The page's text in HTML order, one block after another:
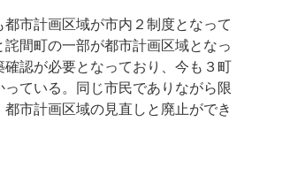
市計画区域が市内２制度となって
間町の一部が都市計画区域となっ
認が必要となっており、今も３町
ている。同じ市民でありながら限
市計画区域の見直しと廃止ができ